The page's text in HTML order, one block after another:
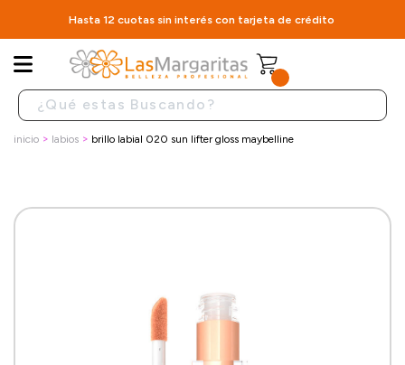
Hasta 12 cuotas sin interés con tarjeta de crédito
inicio labios brillo labial 020 sun lifter gloss maybelline